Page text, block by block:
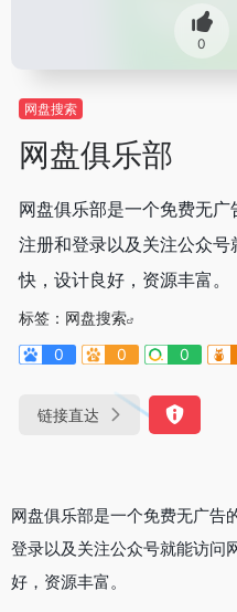
0
网盘搜索
网盘俱乐部
网盘俱乐部是一个免费无
注册和登录以及关注公众
快，设计良好，资源丰富。
标签： 网盘搜索
0
0 0
链接直达
网盘俱乐部是一个免费无广告
登录以及关注公众号就能访问
好，资源丰富。